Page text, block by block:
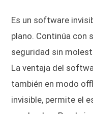
Es un software
plano. Continúa con
seguridad sin
La ventaja del
también en modo
invisible, permite el